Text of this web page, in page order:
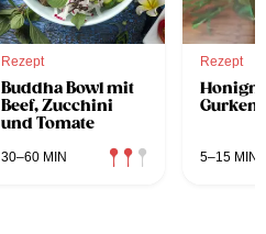
Rezept
Buddha Bowl mit
Beef, Zucchini
und Tomate
30–60 MIN
Rezept
5–15 MIN